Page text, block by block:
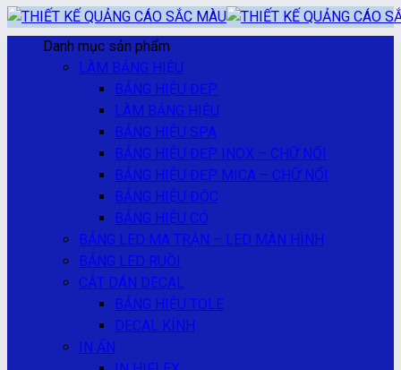
Danh mục sản phẩm
LÀM BẢNG HIỆU
BẢNG HIỆU ĐẸP
LÀM BẢNG HIỆU
BẢNG HIỆU SPA
BẢNG HIỆU ĐẸP INOX – CHỮ NỔI
BẢNG HIỆU ĐẸP MICA – CHỮ NỔI
BẢNG HIỆU ĐỘC
BẢNG HIỆU CỎ
BẢNG LED MA TRẬN – LED MÀN HÌNH
BẢNG LED RUỒI
CẮT DÁN DECAL
BẢNG HIỆU TOLE
DECAL KÍNH
IN ẤN